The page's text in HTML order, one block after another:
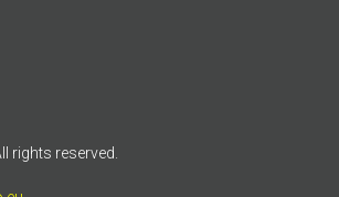
rights reserved.